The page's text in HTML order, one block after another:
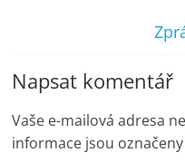
Napsat komentář
Vaše e-mailová adresa
informace jsou